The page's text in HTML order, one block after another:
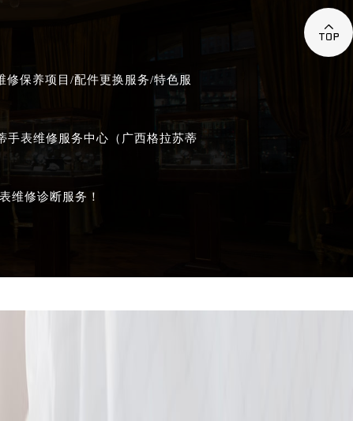
修保养项目/配件更换服务/特色服
手表维修服务中心（广西格拉苏蒂
维修诊断服务！
